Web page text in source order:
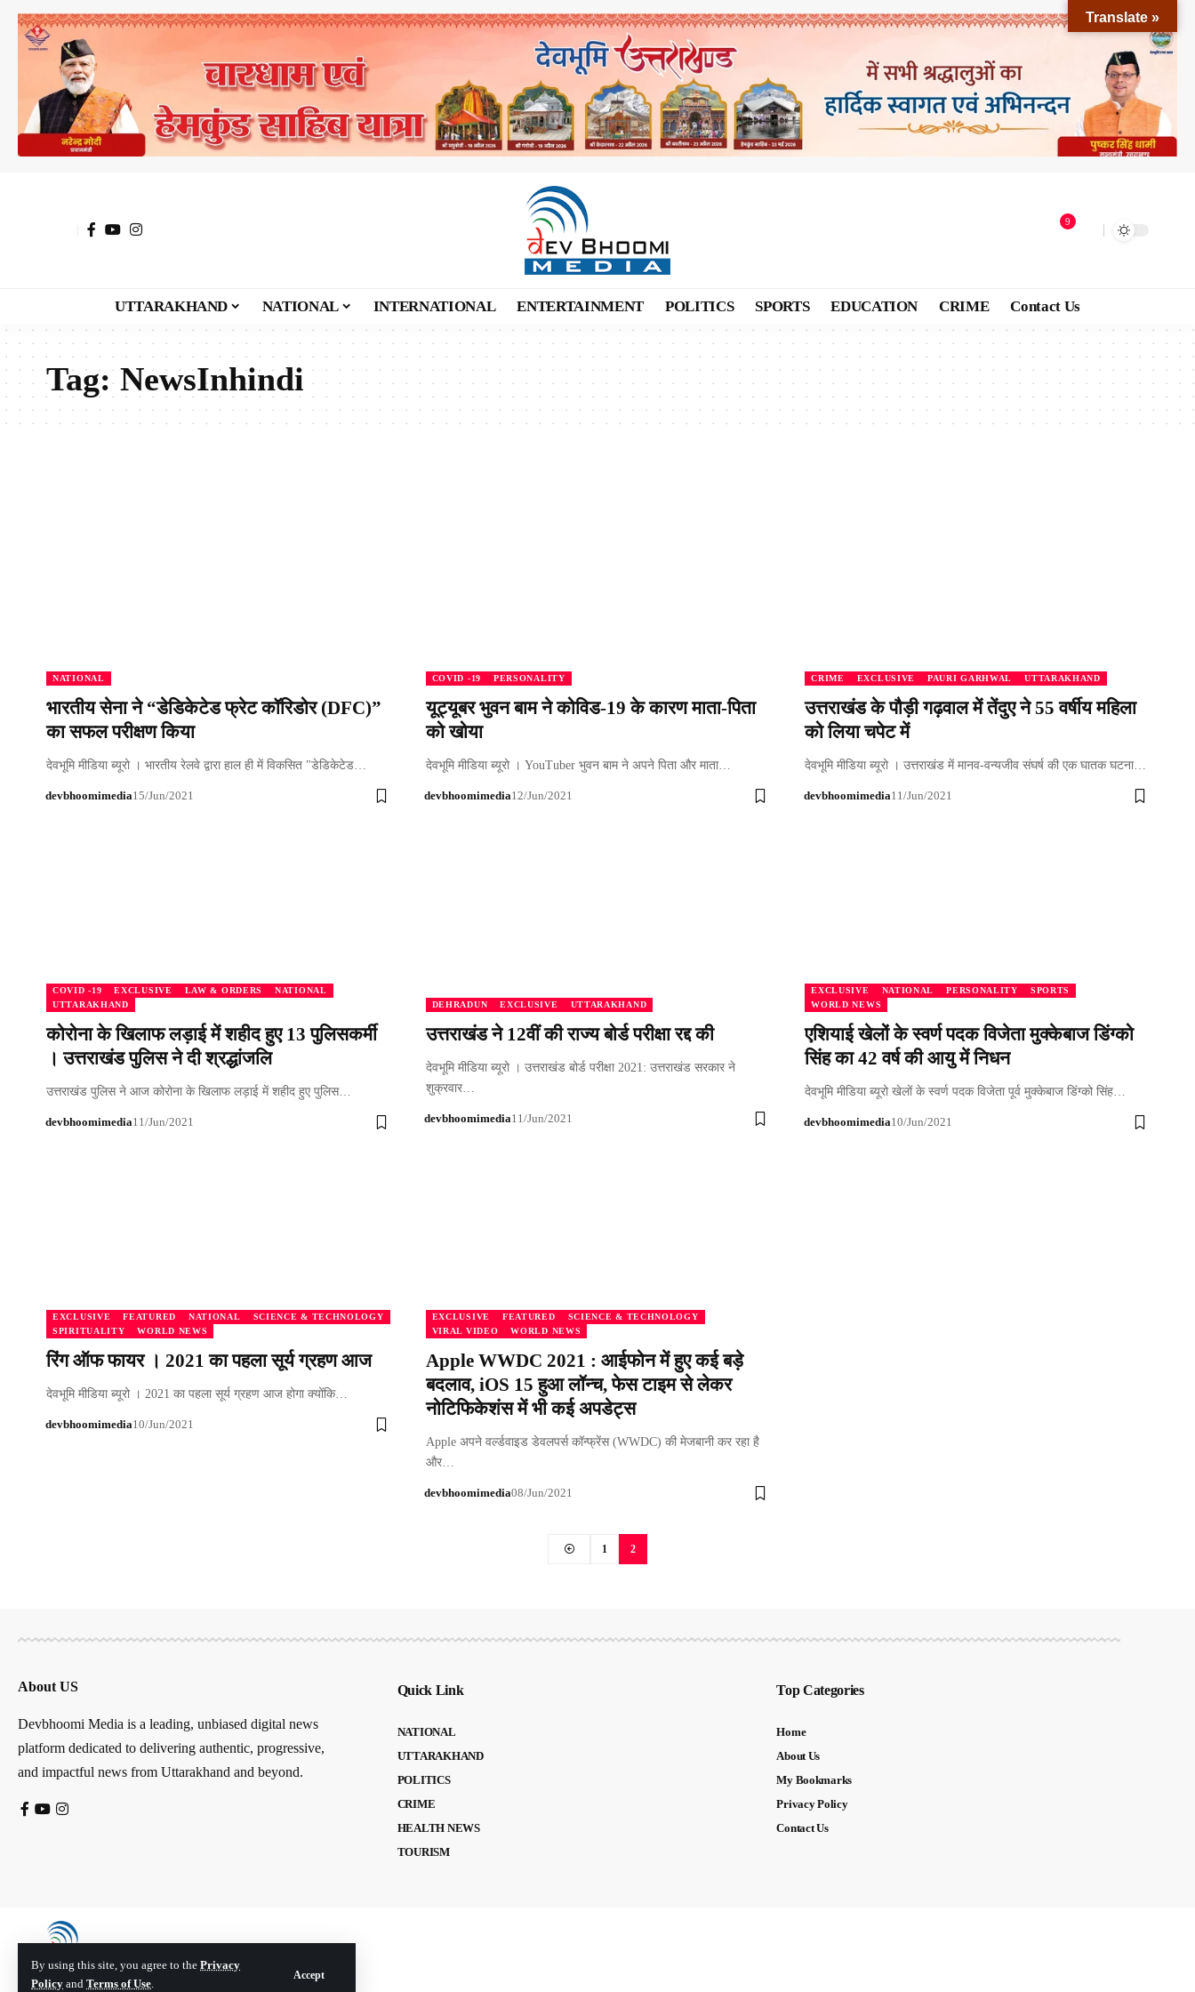
By using this site, you agree to the Privacy
Policy and Terms of Use.
Accept
9
UTTARAKHAND NATIONAL INTERNATIONAL ENTERTAINMENT POLITICS SPORTS EDUCATION CRIME Contact Us
Tag:NewsInhindi
NATIONAL
भारतीय सेना ने “डेडिकेटेड फ्रेट कॉरिडोर (DFC)”
का सफल परीक्षण किया
देवभूमि मीडिया ब्यूरो । भारतीय रेलवे द्वारा हाल ही में विकसित "डेडिकेटेड…
devbhoomimedia15/Jun/2021
COVID -19 PERSONALITY
यूट्यूबर भुवन बाम ने कोविड-19 के कारण माता-पिता
को खोया
देवभूमि मीडिया ब्यूरो । YouTuber भुवन बाम ने अपने पिता और माता…
devbhoomimedia12/Jun/2021
CRIME EXCLUSIVE PAURI GARHWAL UTTARAKHAND
उत्तराखंड के पौड़ी गढ़वाल में तेंदुए ने 55 वर्षीय महिला
को लिया चपेट में
देवभूमि मीडिया ब्यूरो । उत्तराखंड में मानव-वन्यजीव संघर्ष की एक घातक घटना…
devbhoomimedia11/Jun/2021
COVID -19 EXCLUSIVE LAW & ORDERS
NATIONAL
UTTARAKHAND
कोरोना के खिलाफ लड़ाई में शहीद हुए 13 पुलिसकर्मी
। उत्तराखंड पुलिस ने दी श्रद्धांजलि
उत्तराखंड पुलिस ने आज कोरोना के खिलाफ लड़ाई में शहीद हुए पुलिस…
devbhoomimedia11/Jun/2021
DEHRADUN EXCLUSIVE UTTARAKHAND
उत्तराखंड ने 12वीं की राज्य बोर्ड परीक्षा रद्द की
देवभूमि मीडिया ब्यूरो । उत्तराखंड बोर्ड परीक्षा 2021: उत्तराखंड सरकार ने
शुक्रवार…
devbhoomimedia11/Jun/2021
EXCLUSIVE NATIONAL PERSONALITY
SPORTS
WORLD NEWS
एशियाई खेलों के स्वर्ण पदक विजेता मुक्केबाज डिंग्को
सिंह का 42 वर्ष की आयु में निधन
देवभूमि मीडिया ब्यूरो खेलों के स्वर्ण पदक विजेता पूर्व मुक्केबाज डिंग्को सिंह…
devbhoomimedia10/Jun/2021
EXCLUSIVE FEATURED NATIONAL
SCIENCE & TECHNOLOGY
SPIRITUALITY
WORLD NEWS
रिंग ऑफ फायर । 2021 का पहला सूर्य ग्रहण आज
देवभूमि मीडिया ब्यूरो । 2021 का पहला सूर्य ग्रहण आज होगा क्योंकि…
devbhoomimedia10/Jun/2021
EXCLUSIVE FEATURED
SCIENCE & TECHNOLOGY
VIRAL VIDEO
WORLD NEWS
Apple WWDC 2021 : आईफोन में हुए कई बड़े
बदलाव, iOS 15 हुआ लॉन्च, फेस टाइम से लेकर
नोटिफिकेशंस में भी कई अपडेट्स
Apple अपने वर्ल्डवाइड डेवलपर्स कॉन्फ्रेंस (WWDC) की मेजबानी कर रहा है
और…
devbhoomimedia08/Jun/2021
1 2
About US
Devbhoomi Media is a leading, unbiased digital news
platform dedicated to delivering authentic, progressive,
and impactful news from Uttarakhand and beyond.
Quick Link
NATIONAL
UTTARAKHAND
POLITICS
CRIME
HEALTH NEWS
TOURISM
Top Categories
Home
About Us
My Bookmarks
Privacy Policy
Contact Us
Translate »